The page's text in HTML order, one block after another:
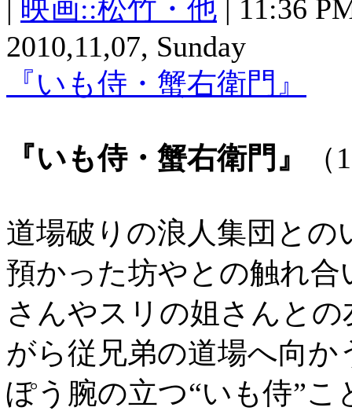
| 映画::松竹・他 | 11:36
2010,11,07, Sunday
『いも侍・蟹右衛門』
『いも侍・蟹右衛門』
道場破りの浪人集団と
預かった坊やとの触れ
さんやスリの姐さんと
がら従兄弟の道場へ向
ぽう腕の立つ“いも侍”